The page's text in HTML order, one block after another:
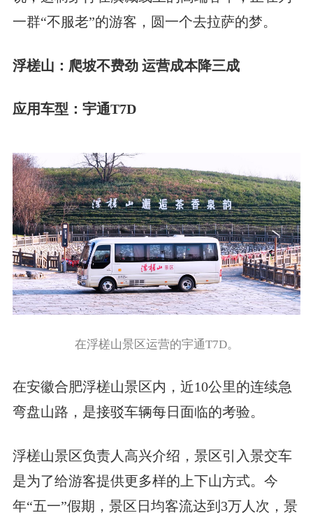
一群“不服老”的游客，圆一个去拉萨的梦。
浮槎山：爬坡不费劲 运营成本降三成
应用车型：宇通T7D
在浮槎山景区运营的宇通T7D。
在安徽合肥浮槎山景区内，近10公里的连续急
弯盘山路，是接驳车辆每日面临的考验。
浮槎山景区负责人高兴介绍，景区引入景交车
是为了给游客提供更多样的上下山方式。今
年“五一”假期，景区日均客流达到3万人次，景